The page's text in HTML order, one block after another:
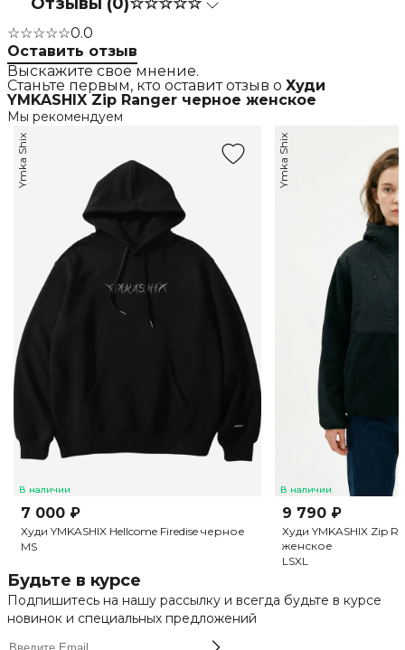
☆☆☆☆☆0.0
Оставить отзыв
Выскажите свое мнение.
Станьте первым, кто оставит отзыв о Худи
YMKASHIX Zip Ranger черное женское
Мы рекомендуем
В наличии
Ymka Shix
7 000 ₽
Худи YMKASHIX Hellcome Firedise черное
MS
В наличии
Ymka Shix
9 790 ₽
Худи YMKASHIX Zip
женское
LSXL
Будьте в курсе
Подпишитесь на нашу рассылку и всегда будьте в курсе
новинок и специальных предложений